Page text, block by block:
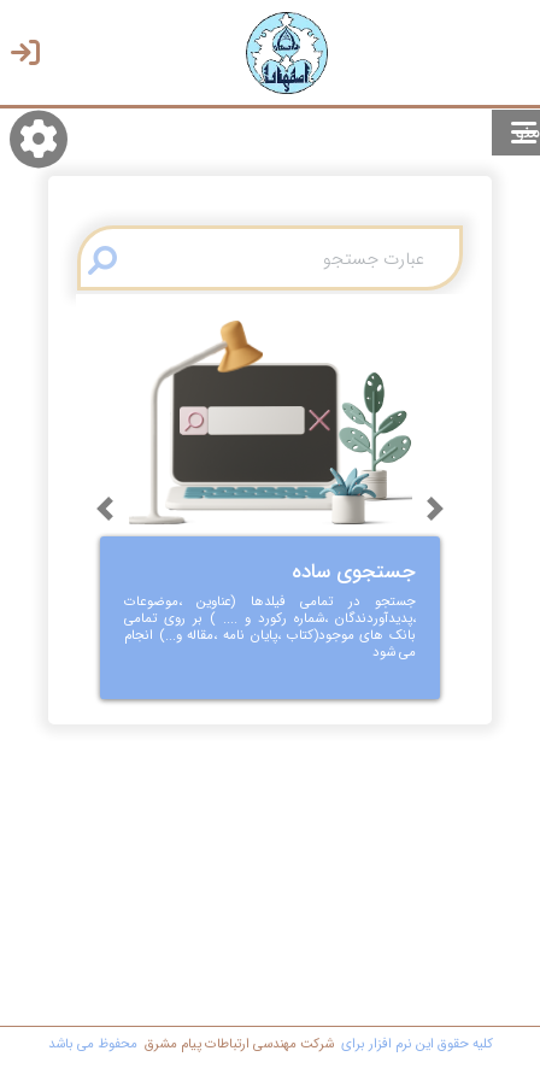
منو
انتخاب زبان
جستجوی ساده
جستجو در تمامی فیلدها (عناوین ،موضوعات
،پدیدآوردندگان ،شماره رکورد و .... ) بر روی تمامی
بانک های موجود(کتاب ،پایان نامه ،مقاله و...) انجام
می شود
Previous Next
کليه حقوق اين نرم افزار برای شرکت مهندسي ارتباطات پیام مشرق محفوظ مي باشد